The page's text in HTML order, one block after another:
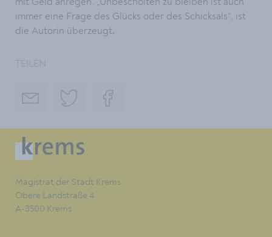
immer eine Frage des Glücks oder des Schicksals“, ist
die Autorin überzeugt.
Magistrat der Stadt Krems
Obere Landstraße 4
A-3500 Krems